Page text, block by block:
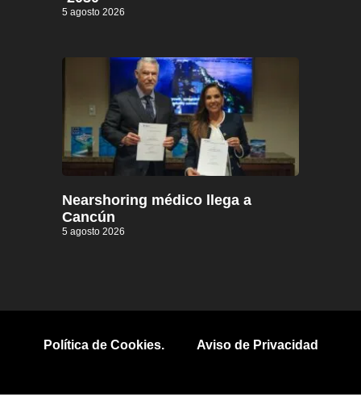
5 agosto 2026
Nearshoring médico llega a
Cancún
5 agosto 2026
Política de Cookies. Aviso de Privacidad